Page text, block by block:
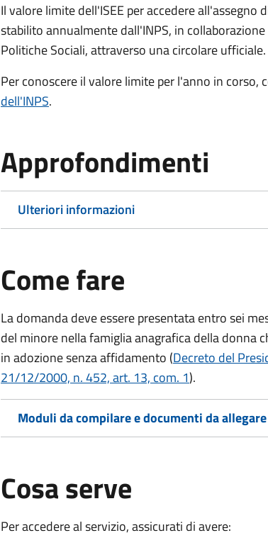
Il valore limite dell'ISEE per accedere all'assegno
stabilito annualmente dall'INPS, in
Politiche Sociali, attraverso una circolare ufficiale.
Per conoscere il valore limite per l'anno in corso,
dell'INPS.
Approfondimenti
Ulteriori informazioni
Come fare
La domanda deve essere presentataentro sei
del minore nella famiglia anagrafica della donna
in adozione senza affidamento (Decreto del
21/12/2000, n. 452, art. 13, com. 1).
Moduli da compilare e documenti da allegare
Cosa serve
Per accedere al servizio, assicurati di avere: